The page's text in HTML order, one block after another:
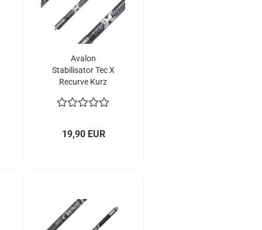
Avalon
Stabilisator Tec X
Recurve Kurz
19,90 EUR